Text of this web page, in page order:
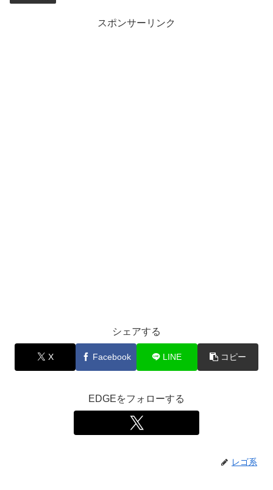
スポンサーリンク
シェアする
X Facebook LINE コピー
EDGEをフォローする
レゴ系